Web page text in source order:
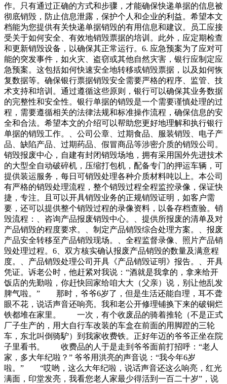
作。只有通过正确的方式和步骤，才能确保快递单据的信息被
彻底销毁，防止信息泄露，保护个人和企业的利益。希望本文
档能为您提供有关快递单据销毁的有用信息和建议。员工应接
受关于如何安全、有效地销毁票据的培训。此外，应定期检查
和更新销毁设备，以确保其正常运行。6. 应急预案为了应对可
能的突发事件，如火灾、盗窃或其他自然灾害，银行应制定应
急预案。这包括如何快速安全地转移或销毁票据，以及如何恢
复数据等。确保银行票据销毁安全需要严格的程序、监管、技
术支持和培训。通过遵循这些原则，银行可以确保其业务数据
的完整性和安全性。银行单据的销毁是一个需要谨慎处理的过
程，需要遵循相关的法律法规和标准操作流程，确保信息的安
全和合法。希望本文的介绍可以帮助您更好地理解和执行银行
单据的销毁工作。、公司公章、过期食品、服装销毁、电子产
品、缺陷产品、过期药品、假冒商品等涉密介质的销毁公司。
销毁报废中心，自建有封闭销毁场地，拥有采用国外先进技术
的大型全自动破碎机，压缩打包机，配备专门的押运车辆，可
提供装运服务，每日可销毁处理各种介质材料吨以上。本公司
有严格的销毁处理流程，整个销毁过程全程监控录像，保证快
捷，专注。且可以开具销毁业务的正规销毁证明，如客户需
要，还可以提供整个销毁过程的录像资料，以备存档查验。销
毁流程：、咨询产品报废销毁中心。、提供所报废的清单及对
产品销毁的程度要求。、制定产品销毁综合处理方案。、报废
产品安全转移至产品销毁现场。、全程监督录像、照片产品销
毁处理过程。6、双方核实确认报废产品销毁的数量及满意程
度。、产品销毁处理公司开具《产品销毁证明》报告。、开具
凭证。诉老公时，他赶紧对我说：“酒就是我拿的，拿来给开
饭店的先勤啦，你赶快回家给咱大大（父亲）说，别让他乱发
脾气啦。” 那时，爷爷6岁了，但是生活还能自理，耳不聋
眼不花，说话声音还响亮。我和老公开修理铺换下来的破铜烂
铁都堆在家里。 一次，有个收废品的骑着推轮（不是正式
厂子生产的，用大自行车改装的车盒在前面的用脚蹬的三轮
车，东北叫倒骑馿）到我家收费铁。正好年迈的爷爷正坐在院
子里看书。 收费品的人于是走到爷爷面前打招呼：“老人
家，多大年纪啦？” 爷爷用洪亮的声音说：“我今年6岁
啦。” “哎哟，这么大年纪啦，说话声音还这么响亮，红光
满面，印堂发亮，我看您老人家最少得活到一百二十岁”，说